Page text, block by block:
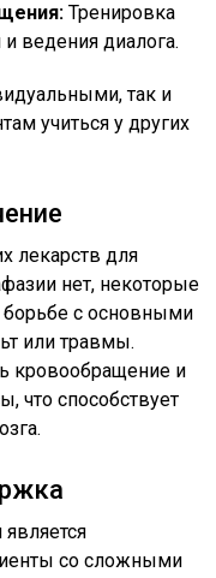
Тренировка
ведения диалога.
так и
учиться у других
лекарств для
нет, некоторые
с основными
или травмы.
кровообращение и
что способствует
со сложными